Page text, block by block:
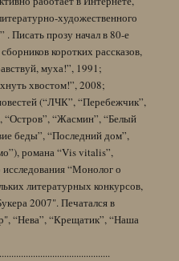
художественного
. Писать прозу начал в 80-е
коротких рассказов,
муха!”, 1991;
хвостом!”, 2008;
(“ЛЧК”, “Перебежчик”,
“Остров”, “Жасмин”, “Белый
беды”, “Последний дом”,
романа “Vis vitalis”,
исследования “Монолог о
литературных конкурсов,
2007". Печатался в
“Нева”, “Крещатик”, “Наша